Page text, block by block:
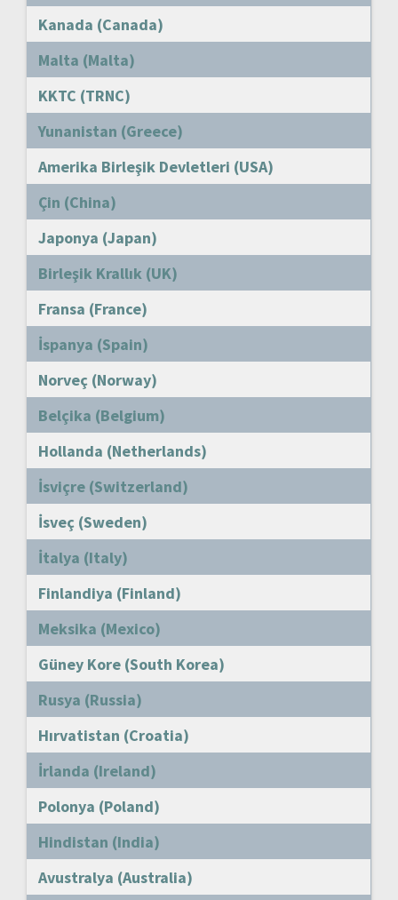
Kanada (Canada)
Malta (Malta)
KKTC (TRNC)
Yunanistan (Greece)
Amerika Birleşik Devletleri (USA)
Çin (China)
Japonya (Japan)
Birleşik Krallık (UK)
Fransa (France)
İspanya (Spain)
Norveç (Norway)
Belçika (Belgium)
Hollanda (Netherlands)
İsviçre (Switzerland)
İsveç (Sweden)
İtalya (Italy)
Finlandiya (Finland)
Meksika (Mexico)
Güney Kore (South Korea)
Rusya (Russia)
Hırvatistan (Croatia)
İrlanda (Ireland)
Polonya (Poland)
Hindistan (India)
Avustralya (Australia)